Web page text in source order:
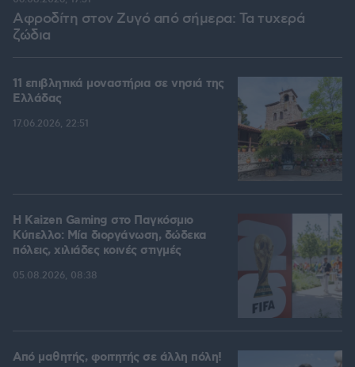
Αφροδίτη στον Ζυγό από σήμερα: Τα τυχερά
ζώδια
11 επιβλητικά μοναστήρια σε νησιά της
Ελλάδας
17.06.2026, 22:51
H Kaizen Gaming στο Παγκόσμιο
Kύπελλο: Μία διοργάνωση, δώδεκα
πόλεις, χιλιάδες κοινές στιγμές
05.08.2026, 08:38
Από μαθητής, φοιτητής σε άλλη πόλη!